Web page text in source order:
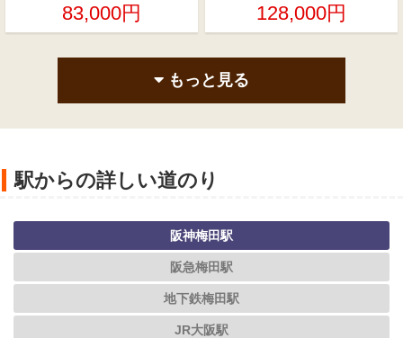
83,000円 128,000円
もっと見る
駅からの詳しい道のり
阪神梅田駅
阪急梅田駅
地下鉄梅田駅
JR大阪駅